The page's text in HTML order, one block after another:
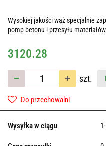
Wysokiej jakości wąż specjalnie
pomp betonu i przesyłu
3120.28
szt.
Do przechowalni
Wysyłka w ciągu